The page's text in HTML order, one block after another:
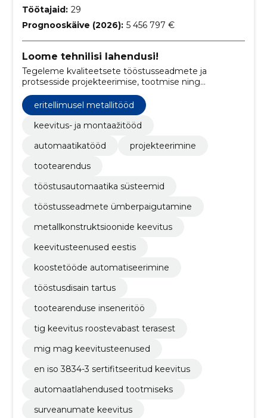
Töötajaid: 29
Prognooskäive (2026): 5 456 797 €
Loome tehnilisi lahendusi!
Tegeleme kvaliteetsete tööstusseadmete ja
protsesside projekteerimise, tootmise ning
metalli keevitamisele ja lõikamisele.
eritellimusel metallitööd
keevitus- ja montaažitööd
automaatikatööd
projekteerimine
tootearendus
tööstusautomaatika süsteemid
tööstusseadmete ümberpaigutamine
metallkonstruktsioonide keevitus
keevitusteenused eestis
koostetööde automatiseerimine
tööstusdisain tartus
tootearenduse inseneritöö
tig keevitus roostevabast terasest
mig mag keevitusteenused
en iso 3834-3 sertifitseeritud keevitus
automaatlahendused tootmiseks
surveanumate keevitus